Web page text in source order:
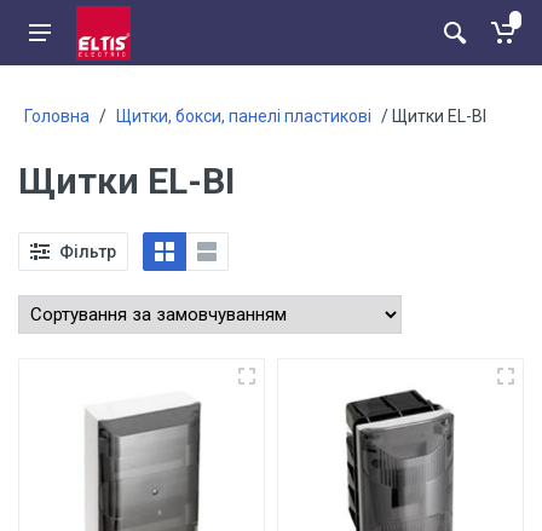
Головна / Щитки, бокси, панелі пластикові / Щитки EL-BI
Щитки EL-BI
Фільтр